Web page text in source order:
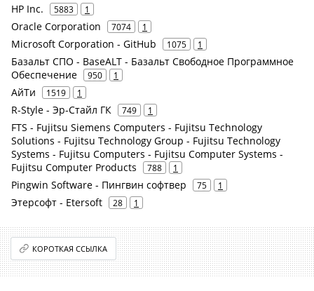
HP Inc. 5883 1
Oracle Corporation 7074 1
Microsoft Corporation - GitHub 1075 1
Базальт СПО - BaseALT - Базальт Свободное Программное
Обеспечение
950 1
АйТи 1519 1
R-Style - Эр-Стайл ГК 749 1
FTS - Fujitsu Siemens Computers - Fujitsu Technology
Solutions - Fujitsu Technology Group - Fujitsu Technology
Systems - Fujitsu Computers - Fujitsu Computer Systems -
Fujitsu Computer Products
788 1
Pingwin Software - Пингвин софтвер 75 1
Этерсофт - Etersoft 28 1
КОРОТКАЯ ССЫЛКА